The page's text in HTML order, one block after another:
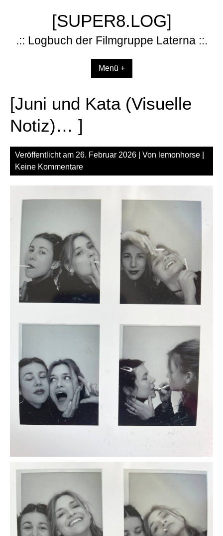
[SUPER8.LOG]
.:: Logbuch der Filmgruppe Laterna ::.
Menü +
[Juni und Kata (Visuelle
Notiz)… ]
Veröffentlicht am 26. Februar 2026 | Von lemonhorse
Keine Kommentare